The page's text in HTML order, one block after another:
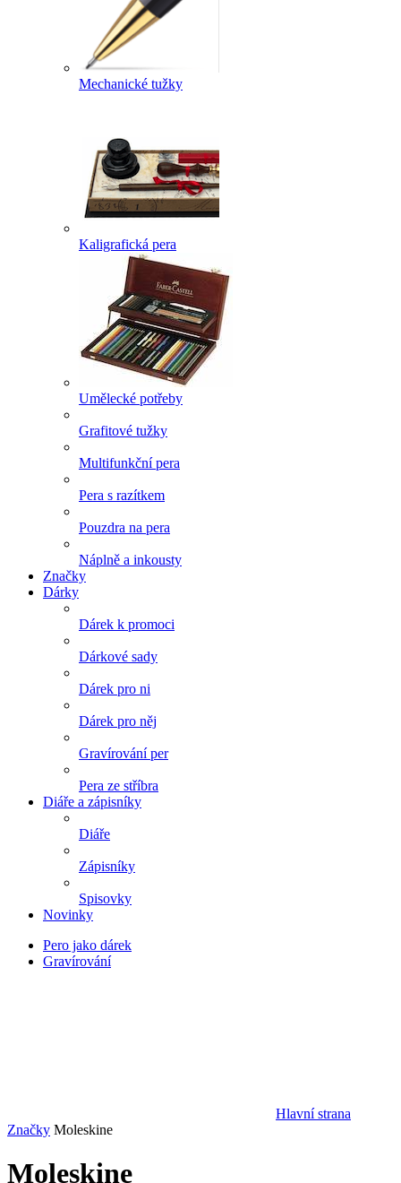
Mechanické tužky
Kaligrafická pera
Umělecké potřeby
Grafitové tužky
Multifunkční pera
Pera s razítkem
Pouzdra na pera
Náplně a inkousty
Značky
Dárky
Dárek k promoci
Dárkové sady
Dárek pro ni
Dárek pro něj
Gravírování per
Pera ze stříbra
Diáře a zápisníky
Diáře
Zápisníky
Spisovky
Novinky
Pero jako dárek
Gravírování
Hlavní strana
Značky Moleskine
Moleskine